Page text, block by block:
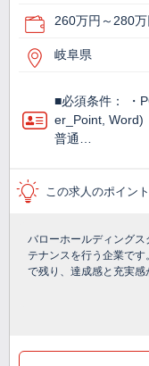
260万円～280万
岐阜県
■必須条件： ・
er_Point, Word)
普通…
この求人のポイント
バローホールディング
テナンスを行う企業で
で残り、達成感と充実感